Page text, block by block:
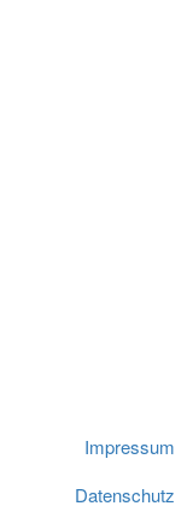
Impressum
Datenschutz